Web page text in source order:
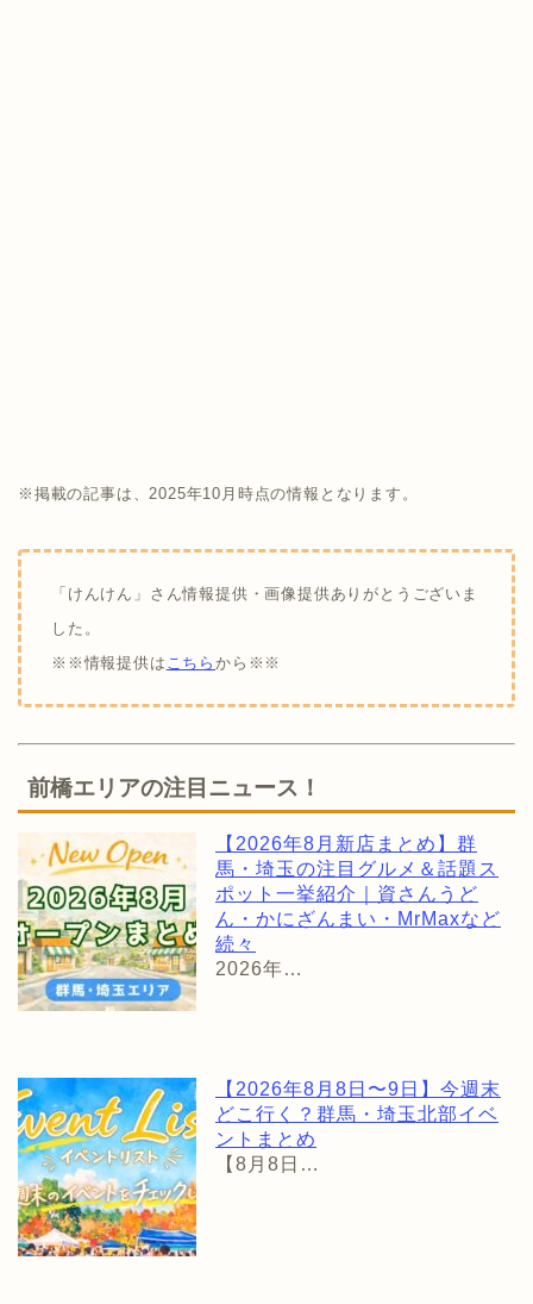
※掲載の記事は、2025年10月時点の情報となります。
「けんけん」さん情報提供・画像提供ありがとうございま
した。
※※情報提供は こちらから※※
前橋エリアの注目ニュース！
【2026年8月新店まとめ】群
馬・埼玉の注目グルメ＆話題ス
ポット一挙紹介｜資さんうど
ん・かにざんまい・MrMaxなど
続々
2026年…
【2026年8月8日〜9日】今週末
どこ行く？群馬・埼玉北部イベ
ントまとめ
【8月8日…